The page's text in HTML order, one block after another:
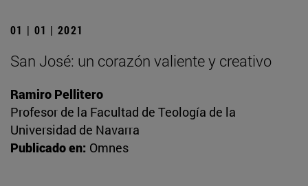
01 | 01 | 2021
San José: un corazón valiente y creativo
Ramiro Pellitero
Profesor de la Facultad de Teología de la
Universidad de Navarra
Publicado en: Omnes